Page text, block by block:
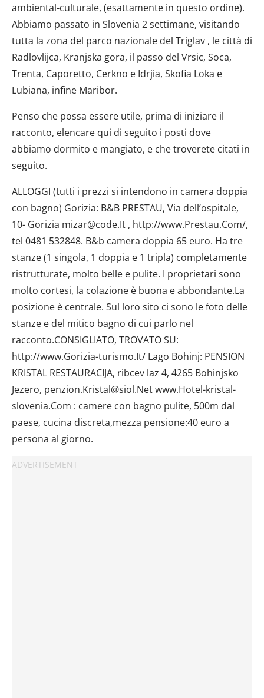
ambiental-culturale, (esattamente in questo ordine).
Abbiamo passato in Slovenia 2 settimane, visitando
tutta la zona del parco nazionale del Triglav , le città di
Radlovlijca, Kranjska gora, il passo del Vrsic, Soca,
Trenta, Caporetto, Cerkno e Idrjia, Skofia Loka e
Lubiana, infine Maribor.
Penso che possa essere utile, prima di iniziare il
racconto, elencare qui di seguito i posti dove
abbiamo dormito e mangiato, e che troverete citati in
seguito.
ALLOGGI (tutti i prezzi si intendono in camera doppia
con bagno) Gorizia: B&B PRESTAU, Via dell’ospitale,
10- Gorizia mizar@code.It , http://www.Prestau.Com/,
tel 0481 532848. B&b camera doppia 65 euro. Ha tre
stanze (1 singola, 1 doppia e 1 tripla) completamente
ristrutturate, molto belle e pulite. I proprietari sono
molto cortesi, la colazione è buona e abbondante.La
posizione è centrale. Sul loro sito ci sono le foto delle
stanze e del mitico bagno di cui parlo nel
racconto.CONSIGLIATO, TROVATO SU:
http://www.Gorizia-turismo.It/ Lago Bohinj: PENSION
KRISTAL RESTAURACIJA, ribcev laz 4, 4265 Bohinjsko
Jezero, penzion.Kristal@siol.Net www.Hotel-kristal-
slovenia.Com : camere con bagno pulite, 500m dal
paese, cucina discreta,mezza pensione:40 euro a
persona al giorno.